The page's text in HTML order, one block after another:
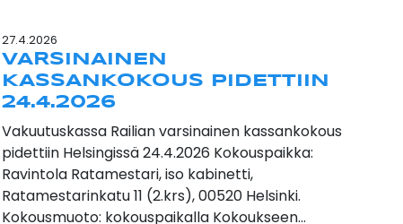
27.4.2026
VARSINAINEN
KASSANKOKOUS PIDETTIIN
24.4.2026
Vakuutuskassa Railian varsinainen kassankokous
pidettiin Helsingissä 24.4.2026 Kokouspaikka:
Ravintola Ratamestari, iso kabinetti,
Ratamestarinkatu 11 (2.krs), 00520 Helsinki.
Kokousmuoto: kokouspaikalla Kokoukseen…